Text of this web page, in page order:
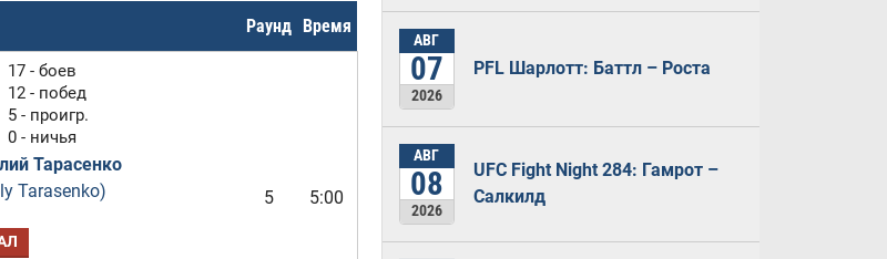
Раунд Время
17 - боев
12 - побед
5 - проигр.
0 - ничья
Тарасенко
Tarasenko)
5 5:00
АВГ
07
2026
PFL Шарлотт: Баттл – Роста
АВГ
08
2026
UFC Fight Night 284: Гамрот –
Салкилд